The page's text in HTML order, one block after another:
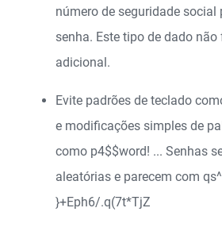
número de seguridade social
senha. Este tipo de dado
adicional.
Evite padrões de teclado
e modificações simples de
como p4$$word! ... Senhas
aleatórias e parecem com
}+Eph6/.q(7t*TjZ